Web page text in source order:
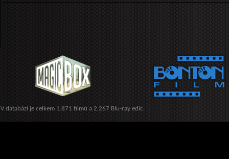
V databázi je celkem 1.871 filmů a 2.267 Blu-ray edic.